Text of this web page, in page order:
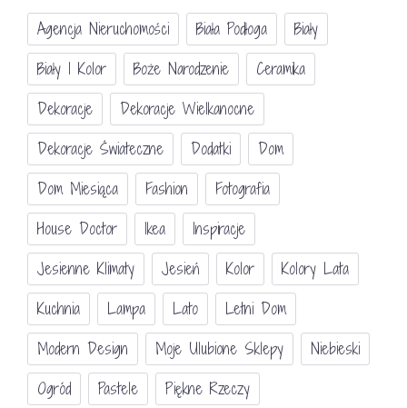
Agencja Nieruchomości Biała Podłoga
Biały
Biały I Kolor
Boże Narodzenie
Ceramika
Dekoracje
Dekoracje Wielkanocne
Dekoracje Świateczne
Dodatki
Dom
Dom Miesiąca
Fashion
Fotografia
House Doctor
Ikea
Inspiracje
Jesienne Klimaty
Jesień Kolor
Kolory Lata
Kuchnia
Lampa Lato
Letni Dom
Modern Design
Moje Ulubione Sklepy
Niebieski
Ogród
Pastele
Piękne Rzeczy